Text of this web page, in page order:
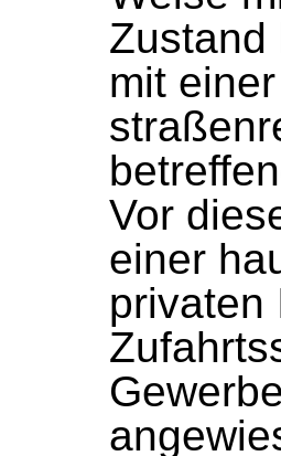
Zustand
mit
Vor
einer
privaten